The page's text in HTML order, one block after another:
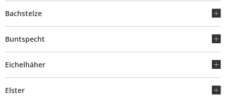
Bachstelze
Buntspecht
Eichelhäher
Elster